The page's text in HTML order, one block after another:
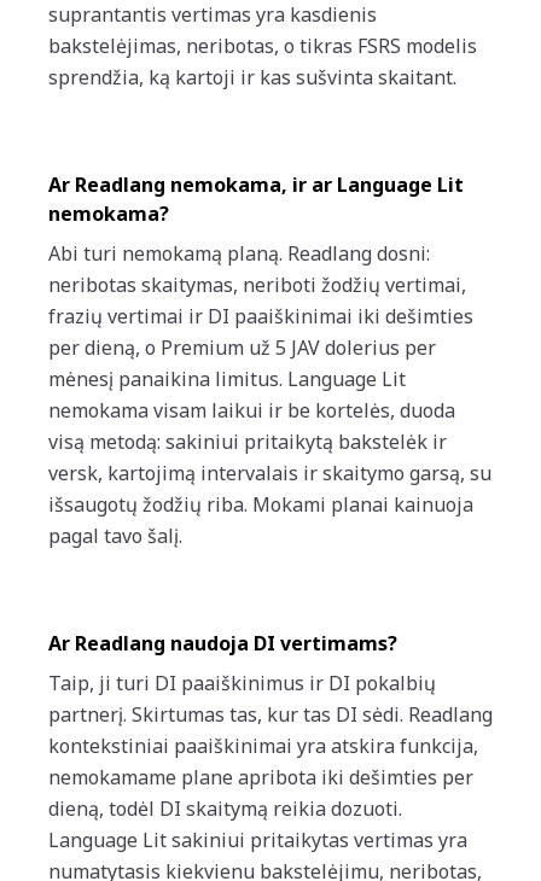
suprantantis vertimas yra kasdienis
bakstelėjimas, neribotas, o tikras FSRS modelis
sprendžia, ką kartoji ir kas sušvinta skaitant.
Ar Readlang nemokama, ir ar Language Lit
nemokama?
Abi turi nemokamą planą. Readlang dosni:
neribotas skaitymas, neriboti žodžių vertimai,
frazių vertimai ir DI paaiškinimai iki dešimties
per dieną, o Premium už 5 JAV dolerius per
mėnesį panaikina limitus. Language Lit
nemokama visam laikui ir be kortelės, duoda
visą metodą: sakiniui pritaikytą bakstelėk ir
versk, kartojimą intervalais ir skaitymo garsą, su
išsaugotų žodžių riba. Mokami planai kainuoja
pagal tavo šalį.
Ar Readlang naudoja DI vertimams?
Taip, ji turi DI paaiškinimus ir DI pokalbių
partnerį. Skirtumas tas, kur tas DI sėdi. Readlang
kontekstiniai paaiškinimai yra atskira funkcija,
nemokamame plane apribota iki dešimties per
dieną, todėl DI skaitymą reikia dozuoti.
Language Lit sakiniui pritaikytas vertimas yra
numatytasis kiekvienu bakstelėjimu, neribotas,